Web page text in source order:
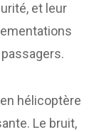
et leur
hélicoptère
Le bruit,